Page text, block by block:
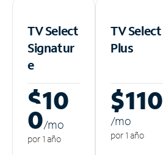
TV Select
Signatur
e
$10
0/mo
por 1 año
TV Select
Plus
$110
/mo
por 1 año